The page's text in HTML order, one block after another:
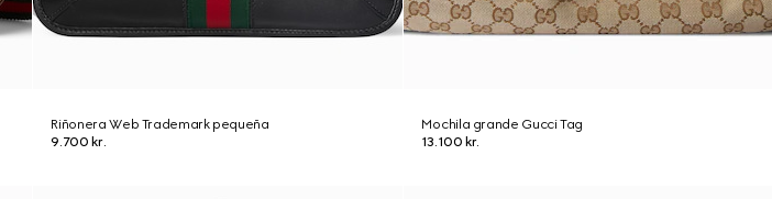
Riñonera Web Trademark pequeña
9.700 kr.
Mochila grande Gucci Tag
13.100 kr.